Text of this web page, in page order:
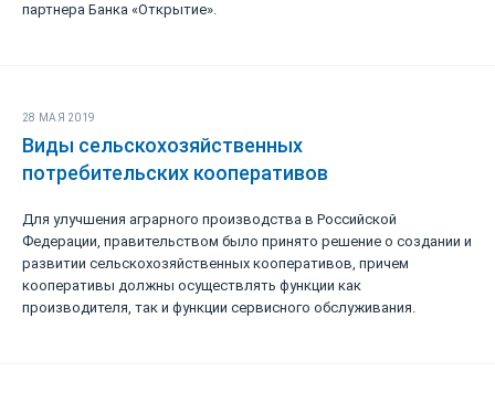
партнера Банка «Открытие».
28 МАЯ 2019
Виды сельскохозяйственных
потребительских кооперативов
Для улучшения аграрного производства в Российской
Федерации, правительством было принято решение о создании и
развитии сельскохозяйственных кооперативов, причем
кооперативы должны осуществлять функции как
производителя, так и функции сервисного обслуживания.